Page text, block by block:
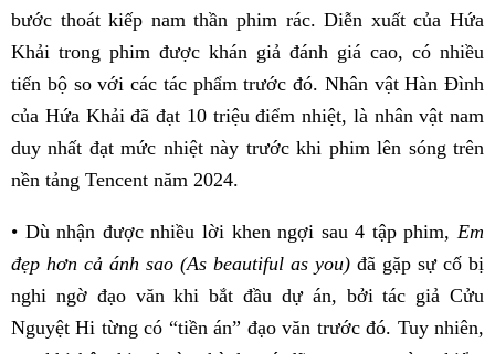
bước thoát kiếp nam thần phim rác. Diễn xuất của Hứa
Khải trong phim được khán giả đánh giá cao, có nhiều
tiến bộ so với các tác phẩm trước đó. Nhân vật Hàn Đình
của Hứa Khải đã đạt 10 triệu điểm nhiệt, là nhân vật nam
duy nhất đạt mức nhiệt này trước khi phim lên sóng trên
nền tảng Tencent năm 2024.
• Dù nhận được nhiều lời khen ngợi sau 4 tập phim, Em
đẹp hơn cả ánh sao (As beautiful as you) đã gặp sự cố bị
nghi ngờ đạo văn khi bắt đầu dự án, bởi tác giả Cửu
Nguyệt Hi từng có “tiền án” đạo văn trước đó. Tuy nhiên,